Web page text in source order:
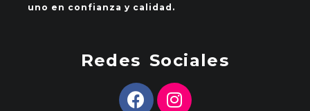
uno en confianza y calidad.
Redes Sociales